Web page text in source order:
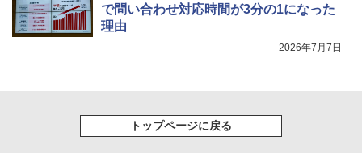
で問い合わせ対応時間が3分の1になった
理由
2026年7月7日
トップページに戻る